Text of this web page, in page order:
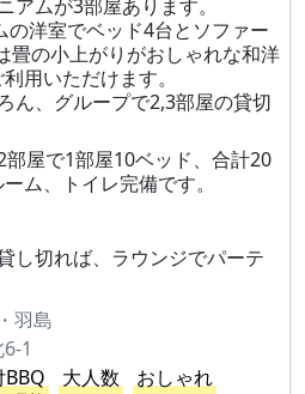
ムが3部屋あります。
洋室でベッド4台とソファー
畳の小上がりがおしゃれな和洋
用いただけます。
ん、グループで2,3部屋の貸切
屋で1部屋10ベッド、合計20
ム、トイレ完備です。
し切れば、ラウンジでパーテ
羽島
1
BBQ 大人数
おしゃれ